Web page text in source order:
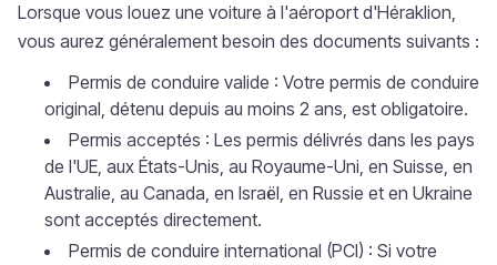
Lorsque vous louez une voiture à l'aéroport d'Héraklion,
vous aurez généralement besoin des documents suivants :
Permis de conduire valide : Votre permis de conduire
original, détenu depuis au moins 2 ans, est obligatoire.
Permis acceptés : Les permis délivrés dans les pays
de l'UE, aux États-Unis, au Royaume-Uni, en Suisse, en
Australie, au Canada, en Israël, en Russie et en Ukraine
sont acceptés directement.
Permis de conduire international (PCI) : Si votre